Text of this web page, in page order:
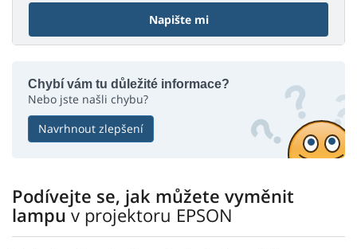
Napište mi
Chybí vám tu důležité informace?
Nebo jste našli chybu?
Navrhnout zlepšení
Podívejte se, jak můžete vyměnit
lampuv projektoru EPSON